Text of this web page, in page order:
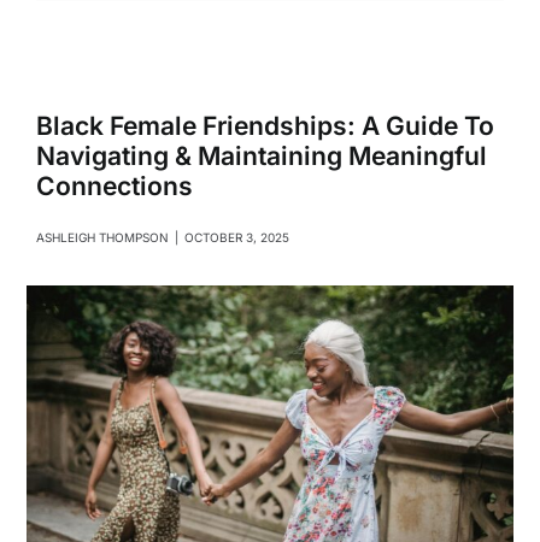
Family
Health
Business
Lifestyle
Entertainment
Black Female Friendships: A Guide To
Navigating & Maintaining Meaningful
Connections
ASHLEIGH THOMPSON OCTOBER 3, 2025